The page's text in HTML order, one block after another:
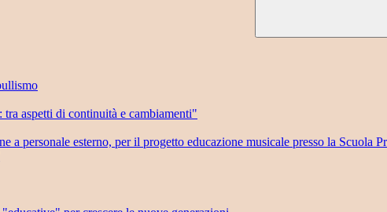
aspetti di continuità e cambiamenti"
a personale esterno, per il progetto educazione musicale presso la Scuola